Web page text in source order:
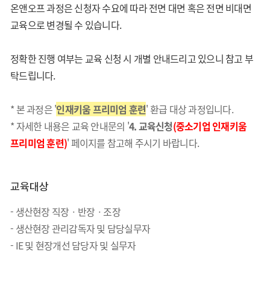
온앤오프 과정은 신청자 수요에 따라 전면 대면 혹은 전면 비대면
교육으로 변경될 수 있습니다.
정확한 진행 여부는 교육 신청 시 개별 안내드리고 있으니 참고 부
탁드립니다.
* 본 과정은 '인재키움 프리미엄 훈련' 환급 대상 과정입니다.
* 자세한 내용은 교육 안내문의 '4. 교육신청(중소기업 인재키움
프리미엄 훈련)' 페이지를 참고해 주시기 바랍니다.
교육대상
- 생산현장 직장ㆍ반장ㆍ조장
- 생산현장 관리감독자 및 담당실무자
- IE 및 현장개선 담당자 및 실무자